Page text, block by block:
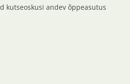
kutseoskusi andev õppeasutus